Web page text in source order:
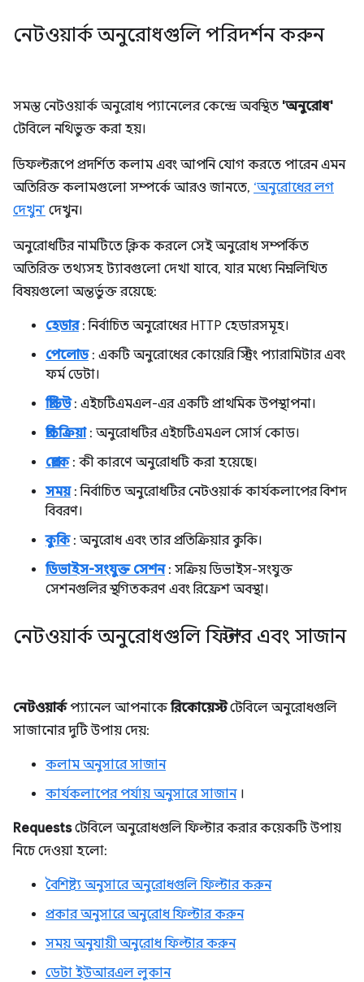
নেটওয়ার্ক অনুরোধগুলি পরিদর্শন করুন
সমস্ত নেটওয়ার্ক অনুরোধ প্যানেলের কেন্দ্রে অবস্থিত 'অনুরোধ'
টেবিলে নথিভুক্ত করা হয়।
ডিফল্টরূপে প্রদর্শিত কলাম এবং আপনি যোগ করতে পারেন এমন
অতিরিক্ত কলামগুলো সম্পর্কে আরও জানতে, ‘অনুরোধের লগ
দেখুন’ দেখুন।
অনুরোধটির নামটিতে ক্লিক করলে সেই অনুরোধ সম্পর্কিত
অতিরিক্ত তথ্যসহ ট্যাবগুলো দেখা যাবে, যার মধ্যে নিম্নলিখিত
বিষয়গুলো অন্তর্ভুক্ত রয়েছে:
হেডার: নির্বাচিত অনুরোধের HTTP হেডারসমূহ।
পেলোড: একটি অনুরোধের কোয়েরি স্ট্রিং প্যারামিটার এবং
ফর্ম ডেটা।
প্রিভিউ: এইচটিএমএল-এর একটি প্রাথমিক উপস্থাপনা।
প্রতিক্রিয়া: অনুরোধটির এইচটিএমএল সোর্স কোড।
প্রেরক: কী কারণে অনুরোধটি করা হয়েছে।
সময়: নির্বাচিত অনুরোধটির নেটওয়ার্ক কার্যকলাপের বিশদ
বিবরণ।
কুকি: অনুরোধ এবং তার প্রতিক্রিয়ার কুকি।
ডিভাইস-সংযুক্ত সেশন: সক্রিয় ডিভাইস-সংযুক্ত
সেশনগুলির স্থগিতকরণ এবং রিফ্রেশ অবস্থা।
নেটওয়ার্ক অনুরোধগুলি ফিল্টার এবং সাজান
নেটওয়ার্কপ্যানেল আপনাকেরিকোয়েস্টটেবিলে অনুরোধগুলি
সাজানোর দুটি উপায় দেয়:
কলাম অনুসারে সাজান
কার্যকলাপের পর্যায় অনুসারে সাজান।
Requestsটেবিলে অনুরোধগুলি ফিল্টার করার কয়েকটি উপায়
নিচে দেওয়া হলো:
বৈশিষ্ট্য অনুসারে অনুরোধগুলি ফিল্টার করুন
প্রকার অনুসারে অনুরোধ ফিল্টার করুন
সময় অনুযায়ী অনুরোধ ফিল্টার করুন
ডেটা ইউআরএল লুকান